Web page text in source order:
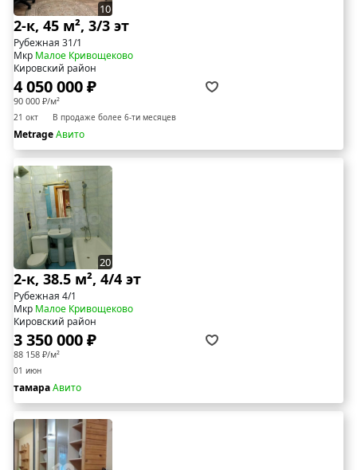
10
2-к, 45 м², 3/3 эт
Рубежная 31/1
Мкр Малое Кривощеково
Кировский район
4 050 000 ₽
90 000 ₽/м²
21 окт В продаже более 6-ти месяцев
MetrageАвито
20
2-к, 38.5 м², 4/4 эт
Рубежная 4/1
Мкр Малое Кривощеково
Кировский район
3 350 000 ₽
88 158 ₽/м²
01 июн
тамараАвито